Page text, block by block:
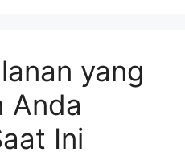
yang
Anda
Ini